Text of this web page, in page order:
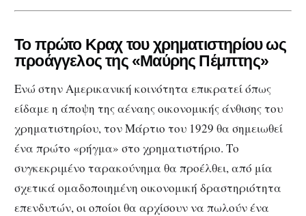
Το πρώτο Κραχ του χρηματιστηρίου ως
προάγγελος της «Μαύρης Πέμπτης»
Ενώ στην Αμερικανική κοινότητα επικρατεί όπως
είδαμε η άποψη της αέναης οικονομικής άνθισης του
χρηματιστηρίου, τον Μάρτιο του 1929 θα σημειωθεί
ένα πρώτο «ρήγμα» στο χρηματιστήριο. Το
συγκεκριμένο ταρακούνημα θα προέλθει, από μία
σχετικά ομαδοποιημένη οικονομική δραστηριότητα
επενδυτών, οι οποίοι θα αρχίσουν να πωλούν ένα